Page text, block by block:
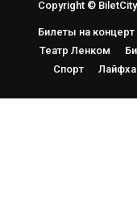
Copyright ©
Билеты на концерт
Театр Ленком
Спорт